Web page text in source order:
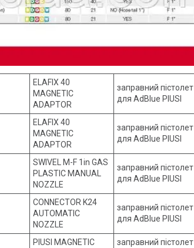
ELAFIX 40
MAGNETIC
ADAPTOR
заправний пістолет
для AdBlue PIUSI
ELAFIX 40
MAGNETIC
ADAPTOR
заправний пістолет
для AdBlue PIUSI
SWIVEL M-F 1in GAS
PLASTIC MANUAL
NOZZLE
заправний пістолет
для AdBlue PIUSI
CONNECTOR K24
AUTOMATIC
NOZZLE
заправний пістолет
для AdBlue PIUSI
PIUSI MAGNETIC
заправний пістолет